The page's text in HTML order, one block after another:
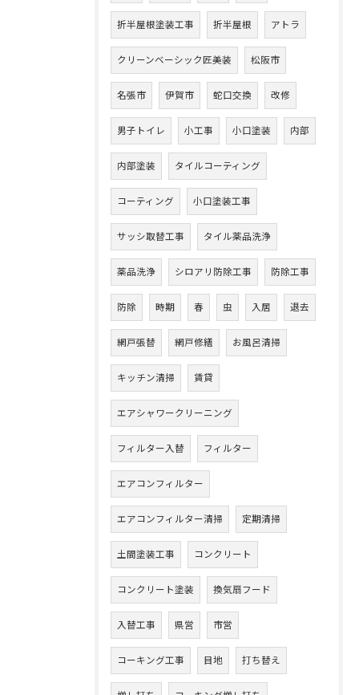
折半屋根塗装工事 折半屋根 アトラ
クリーンベーシック匠美装 松阪市
名張市 伊賀市 蛇口交換 改修
男子トイレ 小工事 小口塗装 内部
内部塗装 タイルコーティング
コーティング 小口塗装工事
サッシ取替工事 タイル薬品洗浄
薬品洗浄 シロアリ防除工事 防除工事
防除 時期 春 虫 入居 退去
網戸張替 網戸修繕 お風呂清掃
キッチン清掃 賃貸
エアシャワークリーニング
フィルター入替 フィルター
エアコンフィルター
エアコンフィルター清掃 定期清掃
土間塗装工事 コンクリート
コンクリート塗装 換気扇フード
入替工事 県営 市営
コーキング工事 目地 打ち替え